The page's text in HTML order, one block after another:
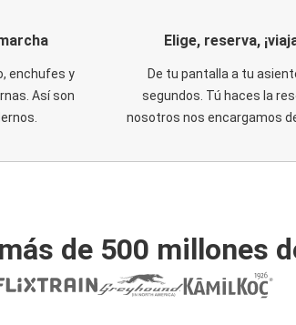
enchufes y
Así son
Elige, reserva,
De tu pantalla a tu
segundos. Tú haces la
nosotros nos encargamos
de 500 millones